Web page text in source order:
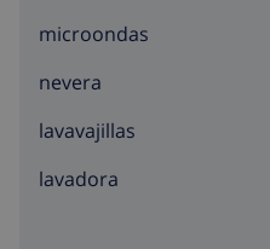
microondas
nevera
lavavajillas
lavadora